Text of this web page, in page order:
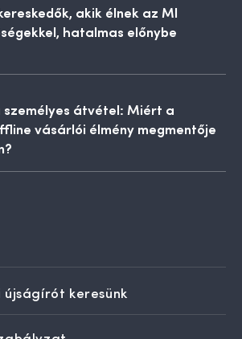
akik élnek az MI
hatalmas előnybe
személyes átvétel: Miért a
vásárlói élmény megmentője
újságírót keresünk